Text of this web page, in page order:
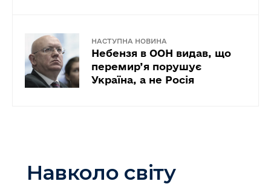
НАСТУПНА НОВИНА
Небензя в ООН видав, що
перемир’я порушує
Україна, а не Росія
Навколо світу